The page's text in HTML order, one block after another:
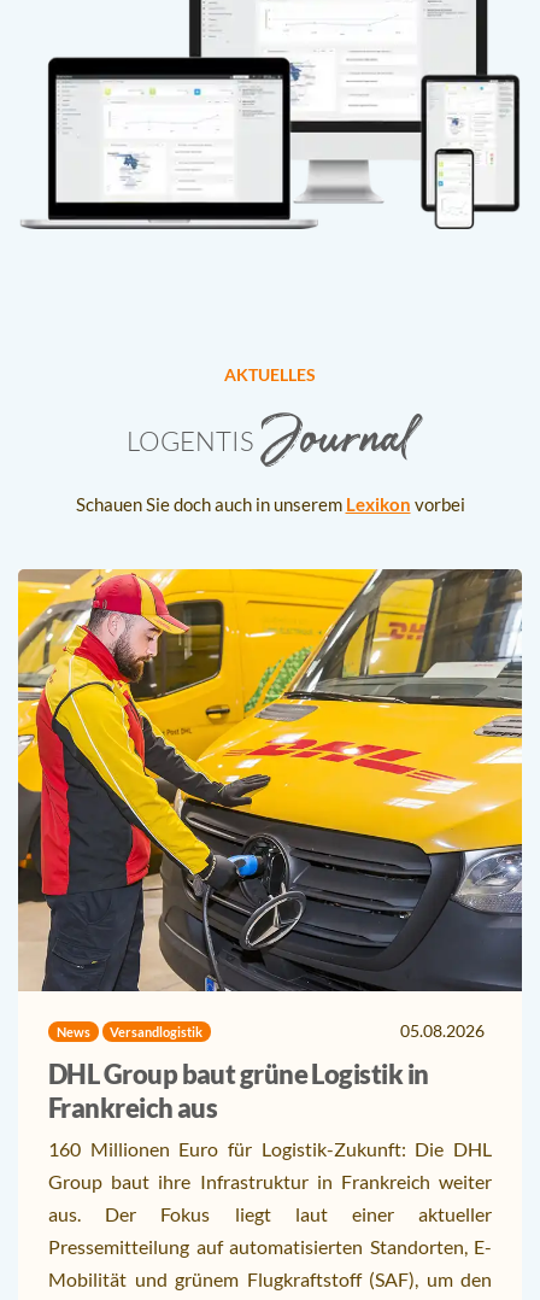
AKTUELLES
LOGENTIS Journal
Schauen Sie doch auch in unserem Lexikon vorbei
News Versandlogistik 05.08.2026
DHL Group baut grüne Logistik in
Frankreich aus
160 Millionen Euro für Logistik-Zukunft: Die DHL
Group baut ihre Infrastruktur in Frankreich weiter
aus. Der Fokus liegt laut einer aktueller
Pressemitteilung auf automatisierten Standorten, E-
Mobilität und grünem Flugkraftstoff (SAF), um den